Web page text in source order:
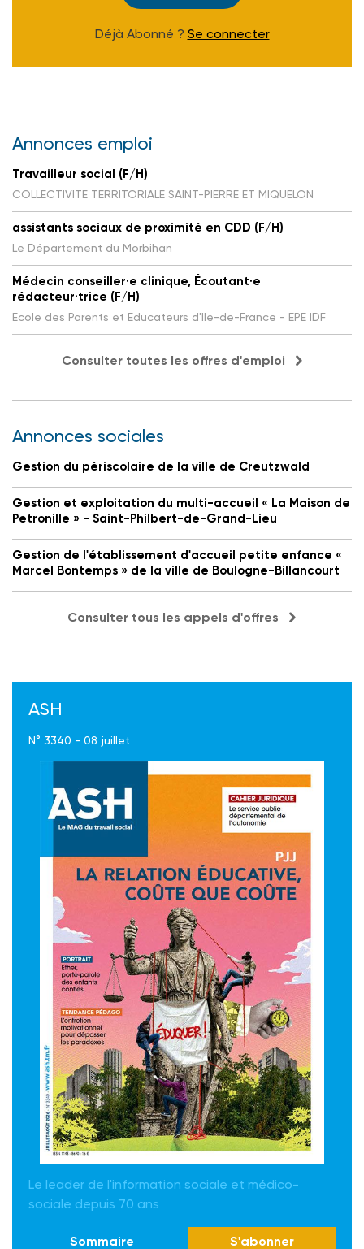
Déjà Abonné ? Se connecter
Annonces emploi
Travailleur social (F/H)
COLLECTIVITE TERRITORIALE SAINT-PIERRE ET MIQUELON
assistants sociaux de proximité en CDD (F/H)
Le Département du Morbihan
Médecin conseiller·e clinique, Écoutant·e
rédacteur·trice (F/H)
Ecole des Parents et Educateurs d'Ile-de-France - EPE IDF
Consulter toutes les offres d'emploi
Annonces sociales
Gestion du périscolaire de la ville de Creutzwald
Gestion et exploitation du multi-accueil « La Maison de
Petronille » - Saint-Philbert-de-Grand-Lieu
Gestion de l'établissement d'accueil petite enfance «
Marcel Bontemps » de la ville de Boulogne-Billancourt
Consulter tous les appels d'offres
ASH
N° 3340 - 08 juillet
Le leader de l'information sociale et médico-
sociale depuis 70 ans
Sommaire S'abonner